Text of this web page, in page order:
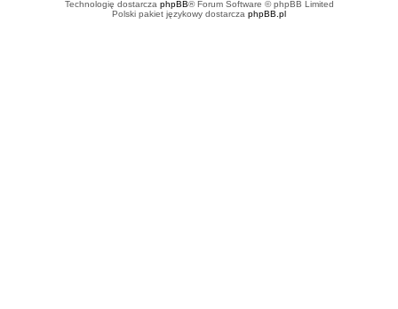
Technologię dostarcza phpBB® Forum Software © phpBB Limited
Polski pakiet językowy dostarcza phpBB.pl